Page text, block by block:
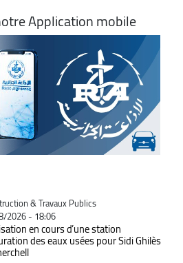
Application mobile
& Travaux Publics
2026 - 18:06
en cours d’une station
des eaux usées pour Sidi Ghilès